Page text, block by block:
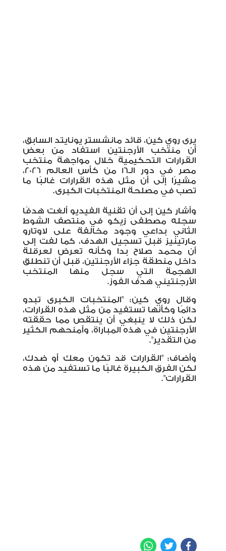
يرى روي كين، قائد مانشستر يونايتد السابق،
أن منتخب الأرجنتين استفاد من بعض
القرارات التحكيمية خلال مواجهة منتخب
مصر في دور الـ16 من كأس العالم 2026،
مشيرًا إلى أن مثل هذه القرارات غالبًا ما
تصب في مصلحة المنتخبات الكبرى.
وأشار كين إلى أن تقنية الفيديو ألغت هدفًا
سجله مصطفى زيكو في منتصف الشوط
الثاني بداعي وجود مخالفة على لاوتارو
مارتينيز قبل تسجيل الهدف، كما لفت إلى
أن محمد صلاح بدا وكأنه تعرض لعرقلة
داخل منطقة جزاء الأرجنتين، قبل أن تنطلق
الهجمة التي سجل منها المنتخب
الأرجنتيني هدف الفوز.
وقال روي كين: "المنتخبات الكبرى تبدو
دائمًا وكأنها تستفيد من مثل هذه القرارات،
لكن ذلك لا ينبغي أن ينتقص مما حققته
الأرجنتين في هذه المباراة، وأمنحهم الكثير
من التقدير."
وأضاف: "القرارات قد تكون معك أو ضدك،
لكن الفرق الكبيرة غالبًا ما تستفيد من هذه
القرارات."
Facebook
Twitter